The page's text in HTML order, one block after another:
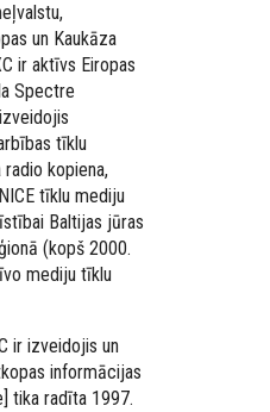
un Kaukāza
ir aktīvs Eiropas
Spectre
tīklu
kopiena,
tīklu mediju
Baltijas jūras
(kopš 2000.
mediju tīklu
ir izveidojis un
informācijas
tika radīta 1997.